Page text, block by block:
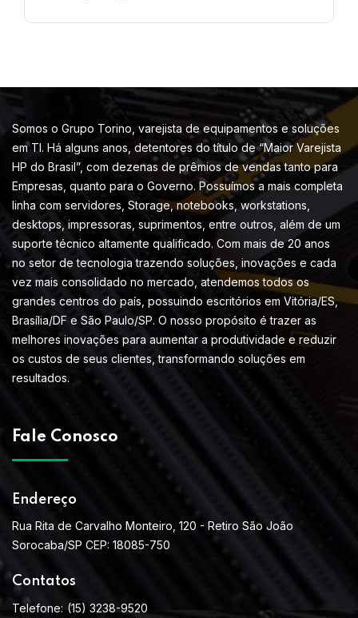
Somos o Grupo Torino, varejista de equipamentos e soluções
em TI. Há alguns anos, detentores do título de “Maior Varejista
HP do Brasil”, com dezenas de prêmios de vendas tanto para
Empresas, quanto para o Governo. Possuímos a mais completa
linha com servidores, Storage, notebooks, workstations,
desktops, impressoras, suprimentos, entre outros, além de um
suporte técnico altamente qualificado. Com mais de 20 anos
no setor de tecnologia trazendo soluções, inovações e cada
vez mais consolidado no mercado, atendemos todos os
grandes centros do país, possuindo escritórios em Vitória/ES,
Brasília/DF e São Paulo/SP. O nosso propósito é trazer as
melhores inovações para aumentar a produtividade e reduzir
os custos de seus clientes, transformando soluções em
resultados.
Fale Conosco
Endereço
Rua Rita de Carvalho Monteiro, 120 - Retiro São João
Sorocaba/SP CEP: 18085-750
Contatos
Telefone: (15) 3238-9520